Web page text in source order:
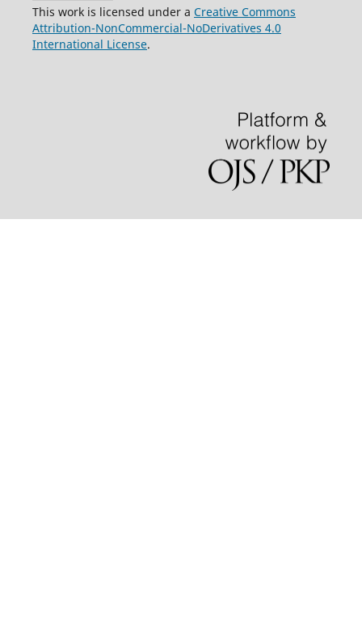
This work is licensed under a Creative Commons
Attribution-NonCommercial-NoDerivatives 4.0
International License.